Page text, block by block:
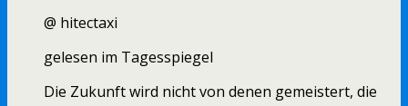
@ hitectaxi
gelesen im Tagesspiegel
Die Zukunft wird nicht von denen gemeistert, die